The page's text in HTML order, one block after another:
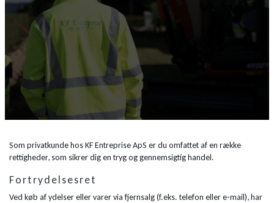
Som privatkunde hos KF Entreprise ApS er du omfattet af en række
rettigheder, som sikrer dig en tryg og gennemsigtig handel.
Fortrydelsesret
Ved køb af ydelser eller varer via fjernsalg (f.eks. telefon eller e-mail), har